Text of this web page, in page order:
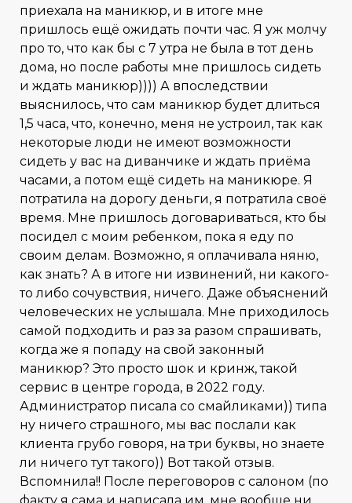
приехала на маникюр, и в итоге мне
пришлось ещё ожидать почти час. Я уж молчу
про то, что как бы с 7 утра не была в тот день
дома, но после работы мне пришлось сидеть
и ждать маникюр)))) А впоследствии
выяснилось, что сам маникюр будет длиться
1,5 часа, что, конечно, меня не устроил, так как
некоторые люди не имеют возможности
сидеть у вас на диванчике и ждать приёма
часами, а потом ещё сидеть на маникюре. Я
потратила на дорогу деньги, я потратила своё
время. Мне пришлось договариваться, кто бы
посидел с моим ребенком, пока я еду по
своим делам. Возможно, я оплачивала няню,
как знать? А в итоге ни извинений, ни какого-
то либо сочувствия, ничего. Даже объяснений
человеческих не услышала. Мне приходилось
самой подходить и раз за разом спрашивать,
когда же я попаду на свой законный
маникюр? Это просто шок и кринж, такой
сервис в центре города, в 2022 году.
Администратор писала со смайликами)) типа
ну ничего страшного, мы вас послали как
клиента грубо говоря, на три буквы, но знаете
ли ничего тут такого)) Вот такой отзыв.
Вспомнила!! После переговоров с салоном (по